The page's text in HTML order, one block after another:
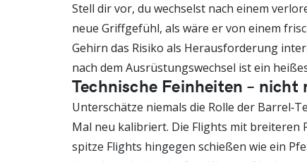
Stell dir vor, du wechselst nach einem
neue Griffgefühl, als wäre er von einem
Gehirn das Risiko als Herausforderung
nach dem Ausrüstungswechsel ist ein
Technische Feinheiten – nicht
Unterschätze niemals die Rolle der
Mal neu kalibriert. Die Flights mit breiteren
spitze Flights hingegen schießen wie ein